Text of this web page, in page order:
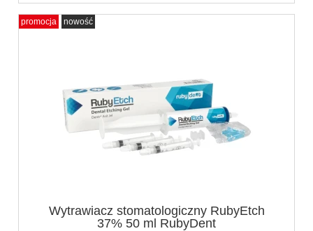
Wytrawiacz stomatologiczny RubyEtch
37% 50 ml RubyDent
promocja nowość